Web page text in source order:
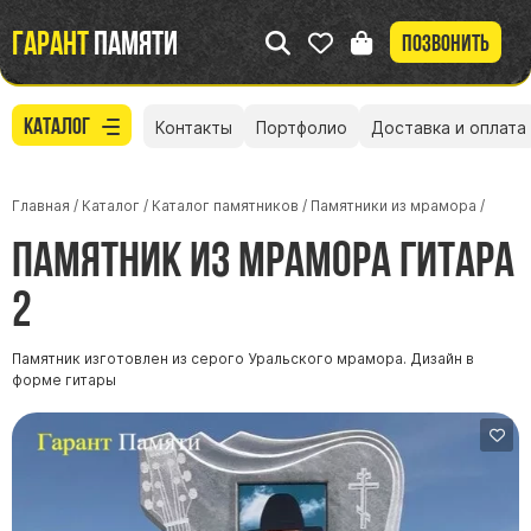
Гарантпамяти Позвонить
Каталог Контакты Портфолио Доставка и оплата
Главная / Каталог / Каталог памятников / Памятники из мрамора /
Памятник из мрамора Гитара
2
Памятник изготовлен из серого Уральского мрамора. Дизайн в
форме гитары